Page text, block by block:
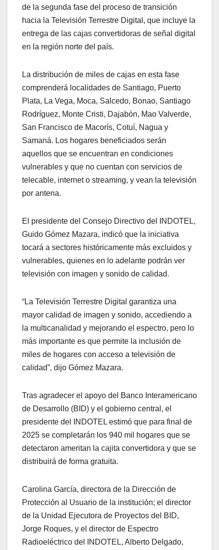
de la segunda fase del proceso de transición
hacia la Televisión Terrestre Digital, que incluye la
entrega de las cajas convertidoras de señal digital
en la región norte del país.
La distribución de miles de cajas en esta fase
comprenderá localidades de Santiago, Puerto
Plata, La Vega, Moca, Salcedo, Bonao, Santiago
Rodríguez, Monte Cristi, Dajabón, Mao Valverde,
San Francisco de Macorís, Cotuí, Nagua y
Samaná. Los hogares beneficiados serán
aquellos que se encuentran en condiciones
vulnerables y que no cuentan con servicios de
telecable, internet o streaming, y vean la televisión
por antena.
El presidente del Consejo Directivo del INDOTEL,
Guido Gómez Mazara, indicó que la iniciativa
tocará a sectores históricamente más excluidos y
vulnerables, quienes en lo adelante podrán ver
televisión con imagen y sonido de calidad.
“La Televisión Terrestre Digital garantiza una
mayor calidad de imagen y sonido, accediendo a
la multicanalidad y mejorando el espectro, pero lo
más importante es que permite la inclusión de
miles de hogares con acceso a televisión de
calidad”, dijo Gómez Mazara.
Tras agradecer el apoyo del Banco Interamericano
de Desarrollo (BID) y el gobierno central, el
presidente del INDOTEL estimó que para final de
2025 se completarán los 940 mil hogares que se
detectaron ameritan la cajita convertidora y que se
distribuirá de forma gratuita.
Carolina García, directora de la Dirección de
Protección al Usuario de la institución; el director
de la Unidad Ejecutora de Proyectos del BID,
Jorge Roques, y el director de Espectro
Radioeléctrico del INDOTEL, Alberto Delgado,